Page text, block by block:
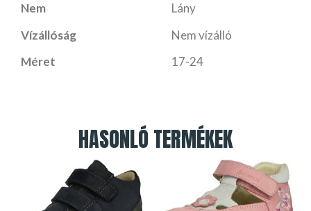
Nem
Lány
Vízállóság
Nem vízálló
Méret
17-24
HASONLÓ TERMÉKEK